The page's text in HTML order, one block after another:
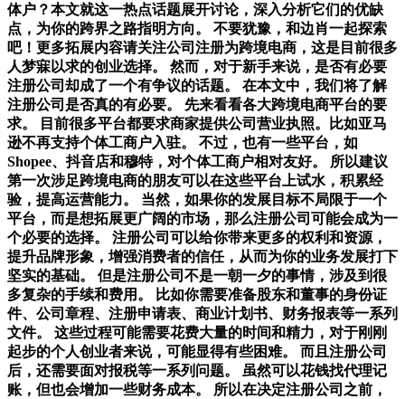
体户？本文就这一热点话题展开讨论，深入分析它们的优缺
点，为你的跨界之路指明方向。 不要犹豫，和边肖一起探索
吧！更多拓展内容请关注公司注册为跨境电商，这是目前很多
人梦寐以求的创业选择。 然而，对于新手来说，是否有必要
注册公司却成了一个有争议的话题。 在本文中，我们将了解
注册公司是否真的有必要。 先来看看各大跨境电商平台的要
求。 目前很多平台都要求商家提供公司营业执照。比如亚马
逊不再支持个体工商户入驻。 不过，也有一些平台，如
Shopee、抖音店和穆特，对个体工商户相对友好。 所以建议
第一次涉足跨境电商的朋友可以在这些平台上试水，积累经
验，提高运营能力。 当然，如果你的发展目标不局限于一个
平台，而是想拓展更广阔的市场，那么注册公司可能会成为一
个必要的选择。 注册公司可以给你带来更多的权利和资源，
提升品牌形象，增强消费者的信任，从而为你的业务发展打下
坚实的基础。 但是注册公司不是一朝一夕的事情，涉及到很
多复杂的手续和费用。 比如你需要准备股东和董事的身份证
件、公司章程、注册申请表、商业计划书、财务报表等一系列
文件。 这些过程可能需要花费大量的时间和精力，对于刚刚
起步的个人创业者来说，可能显得有些困难。 而且注册公司
后，还需要面对报税等一系列问题。 虽然可以花钱找代理记
账，但也会增加一些财务成本。 所以在决定注册公司之前，